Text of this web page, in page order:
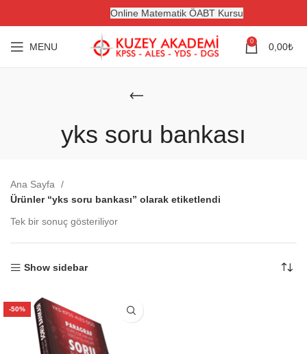
Online Matematik ÖABT Kursu
MENU 0 0,00₺
yks soru bankası
Ana Sayfa
Ürünler “yks soru bankası” olarak etiketlendi
Tek bir sonuç gösteriliyor
Show sidebar
-50%